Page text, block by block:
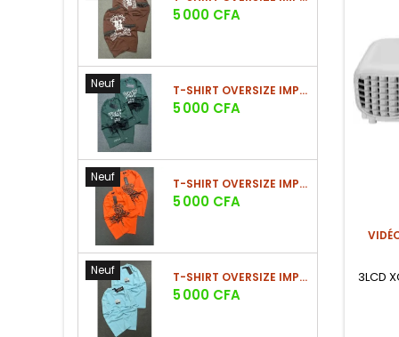
Prix
5 000 CFA
Neuf T-SHIRT OVERSIZE IMPRIMÉ STREETWEAR
Prix
5 000 CFA
Neuf T-SHIRT OVERSIZE IMPRIMÉ STREETWEAR
Prix
5 000 CFA
Neuf T-SHIRT OVERSIZE IMPRIMÉ STREETWEAR
Prix
5 000 CFA
3LCD